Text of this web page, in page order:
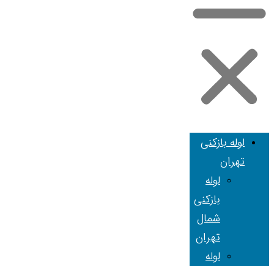
لوله بازکنی
تهران
لوله
بازکنی
شمال
تهران
لوله